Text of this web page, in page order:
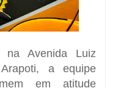
na Avenida Luiz
a equipe
em atitude